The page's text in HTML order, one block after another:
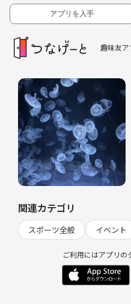
アプリを入手
趣味友ア
関連カテゴリ
スポーツ全般 イベント
ご利用にはアプリ